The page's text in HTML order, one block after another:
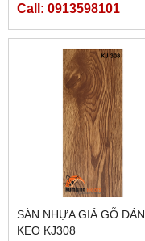
Call: 0913598101
SÀN NHỰA GIẢ GỖ DÁN
KEO KJ308